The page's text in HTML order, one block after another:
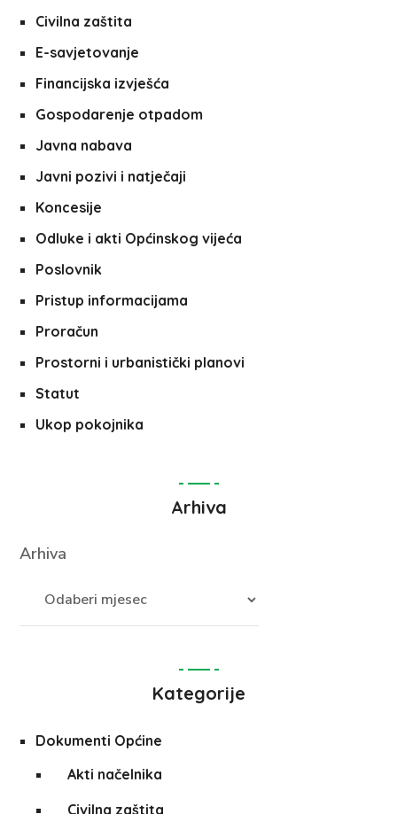
Civilna zaštita
E-savjetovanje
Financijska izvješća
Gospodarenje otpadom
Javna nabava
Javni pozivi i natječaji
Koncesije
Odluke i akti Općinskog vijeća
Poslovnik
Pristup informacijama
Proračun
Prostorni i urbanistički planovi
Statut
Ukop pokojnika
Arhiva
Arhiva
Kategorije
Dokumenti Općine
Akti načelnika
Civilna zaštita